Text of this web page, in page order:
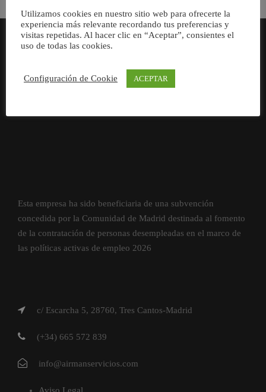
Autónomos.
Esta empresa ha sido beneficiaria de una subvención
concedida por la Comunidad de Madrid destinada al fomento
de la contratación de personas desempleadas en el marco de
las políticas activas de empleo 2026
c/ Escarcha 5, 28760, Tres Cantos-Madrid
(+34) 665 572 839
info@airmanservicios.com
Utilizamos cookies en nuestro sitio web para ofrecerte la
experiencia más relevante recordando tus preferencias y
visitas repetidas. Al hacer clic en “Aceptar”, consientes el
uso de todas las cookies.
Configuración de Cookie ACEPTAR